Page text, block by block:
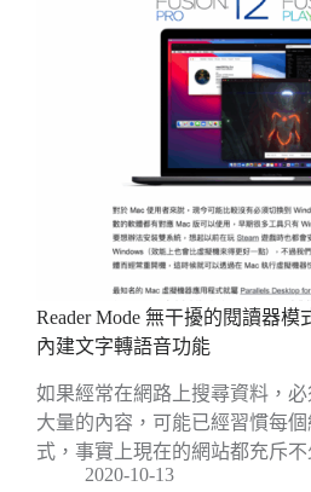
Reader Mode 無干擾的閱讀器模
內建文字轉語音功能
如果經常在網路上搜尋資料，
大量的內容，可能已經習慣每
式，事實上現在的網站都充斥
2020-10-13